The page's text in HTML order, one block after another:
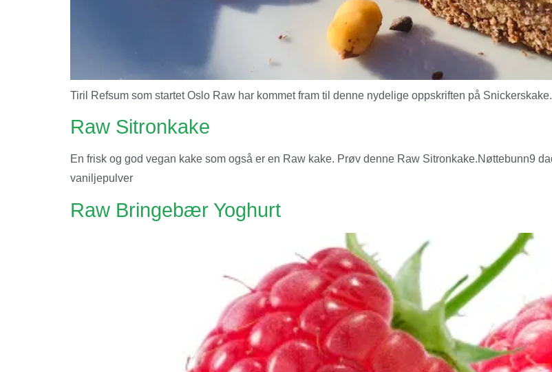
Tiril Refsum som startet Oslo Raw har kommet fram til denne nydelige oppskriften på Snickerskake.
Raw Sitronkake
En frisk og god vegan kake som også er en Raw kake. Prøv denne Raw Sitronkake.Nøttebunn9
vaniljepulver
Raw Bringebær Yoghurt